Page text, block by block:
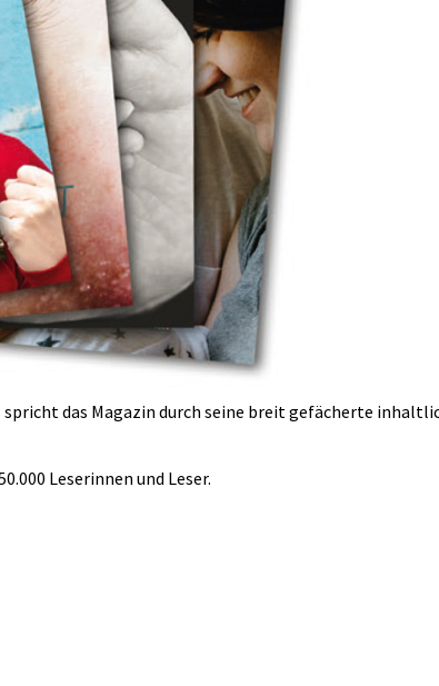
das Magazin durch seine breit gefächerte
Leserinnen und Leser.